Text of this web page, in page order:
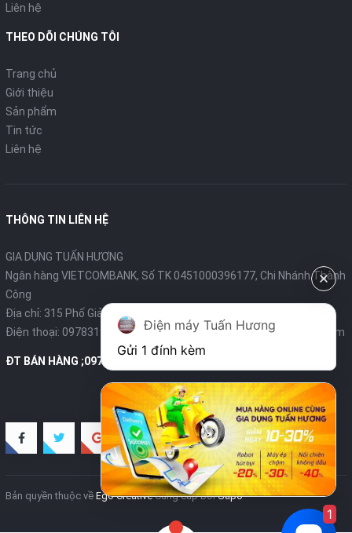
Liên hệ
THEO DÕI CHÚNG TÔI
Trang chủ
Giới thiệu
Sản phẩm
Tin tức
Liên hệ
THÔNG TIN LIÊN HỆ
GIA DỤNG TUẤN HƯƠNG
Ngân hàng VIETCOMBANK, Số TK 0451000396177, Chi Nhánh Thành
Công
Địa chỉ: 315 Phố Giảng Võ - Ba Đình - Hà Nội
Điện thoại: 0978319375- Email:diengiadungtuanhuong@gmail.com
ĐT BÁN HÀNG ;0978319375
Bản quyền thuộc về Ego Creative Cung cấp bởiSapo
Điện máy Tuấn Hương
Gửi 1 đính kèm
1